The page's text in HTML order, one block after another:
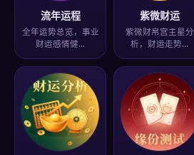
流年运程
全年运势总览，事业
财运感情健…
紫微财运
紫微财帛宫主星分
析，财运走势…